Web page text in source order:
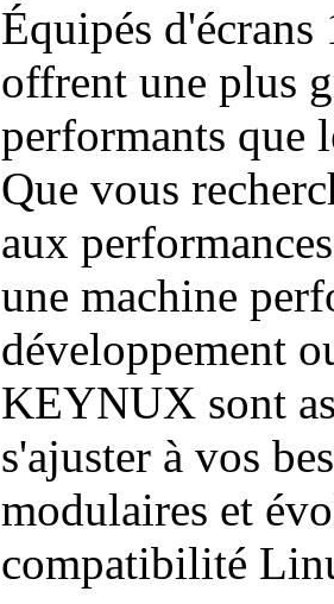
Équipés
offrent une plus
performants que
Que vous
aux
une machine
développement
KEYNUX sont
s'ajuster à vos
modulaires et
compatibilité